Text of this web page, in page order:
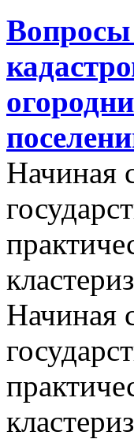
Вопросы
Начиная
Начиная